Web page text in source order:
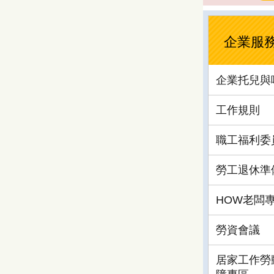
企業服
企業托兒
工作規則
職工福利委
勞工退休準
HOW老闆
勞資會議
居家工作